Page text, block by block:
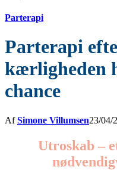
Parterapi
Parterapi
kærligheden
chance
AfSimone Villumsen23/04/
Utroskab –